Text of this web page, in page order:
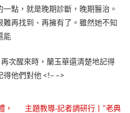
點，就是晚期診斷，晚期醫治。
再找到、再擁有了。雖然她不知
能
次醒來時，蘭玉華還清楚地記得
他們對他 <!– –>
，
主題教導·記者調研行丨“老典